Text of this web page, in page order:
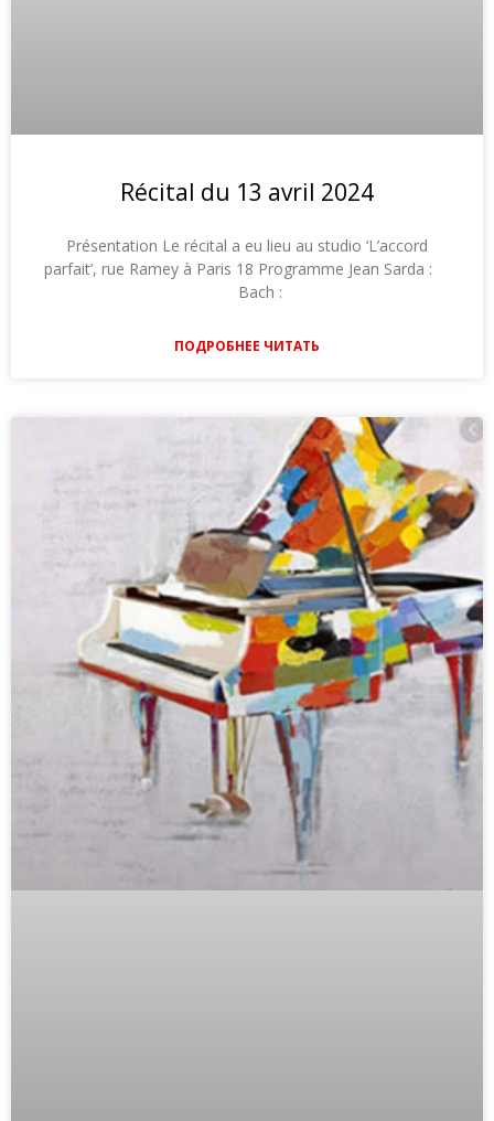
Récital du 13 avril 2024
Présentation Le récital a eu lieu au studio ‘L’accord
parfait’, rue Ramey à Paris 18 Programme Jean Sarda :
Bach :
ПОДРОБНЕЕ ЧИТАТЬ